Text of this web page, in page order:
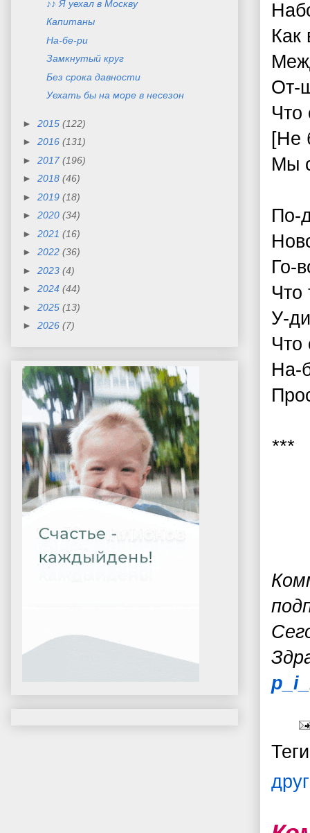
Как
От-
Что
[Не
Мы
По-
Го-
Что
У-
Что
На-
***
З
♪♪ Я уехал в Москву
Капитаны
На-бе-ри
Замкнутый круг
Без срока давности
Уехать бы на море в несезон
► 2015 (122)
► 2016 (131)
► 2017 (196)
► 2018 (46)
► 2019 (18)
► 2020 (34)
► 2021 (16)
► 2022 (36)
► 2023 (4)
► 2024 (44)
► 2025 (13)
► 2026 (7)